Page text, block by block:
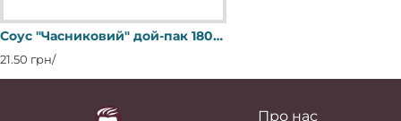
Соус "Часниковий" дой-пак 180 г / 35 шт ТМ "Одеські традиції"
21.50 грн/
Про нас